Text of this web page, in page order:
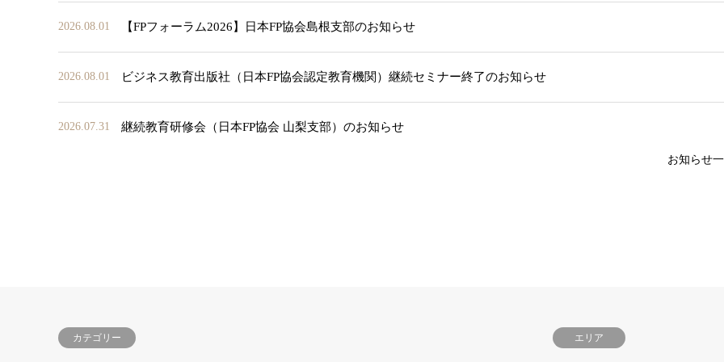
2026.08.01 【FPフォーラム2026】日本FP協会島根支部のお知らせ
2026.08.01 ビジネス教育出版社（日本FP協会認定教育機関）継続セミナー終了のお知らせ
2026.07.31 継続教育研修会（日本FP協会 山梨支部）のお知らせ
お知らせ
カテゴリー エリア